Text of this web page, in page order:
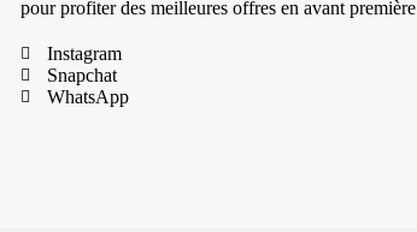
pour profiter des meilleures offres en avant première
Instagram
Snapchat
WhatsApp